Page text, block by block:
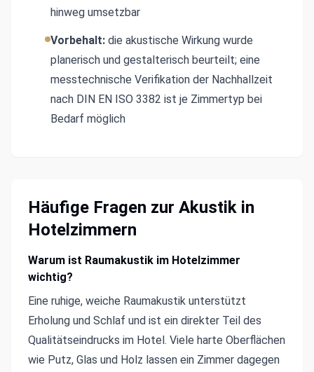
hinweg umsetzbar
Vorbehalt: die akustische Wirkung wurde
planerisch und gestalterisch beurteilt; eine
messtechnische Verifikation der Nachhallzeit
nach DIN EN ISO 3382 ist je Zimmertyp bei
Bedarf möglich
Häufige Fragen zur Akustik in
Hotelzimmern
Warum ist Raumakustik im Hotelzimmer
wichtig?
Eine ruhige, weiche Raumakustik unterstützt
Erholung und Schlaf und ist ein direkter Teil des
Qualitätseindrucks im Hotel. Viele harte Oberflächen
wie Putz, Glas und Holz lassen ein Zimmer dagegen